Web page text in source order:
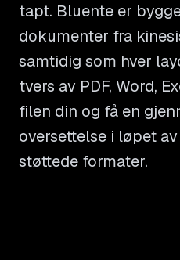
tapt. Bluente er
dokumenter fra
samtidig som hver
tvers av PDF, Word,
filen din og få en
oversettelse i løpet
støttede formater.